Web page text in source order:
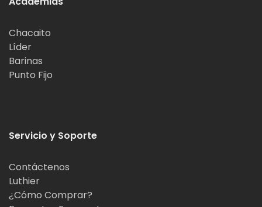
Chacaito
Líder
Barinas
Punto Fijo
Servicio y Soporte
Contáctenos
Luthier
¿Cómo Comprar?